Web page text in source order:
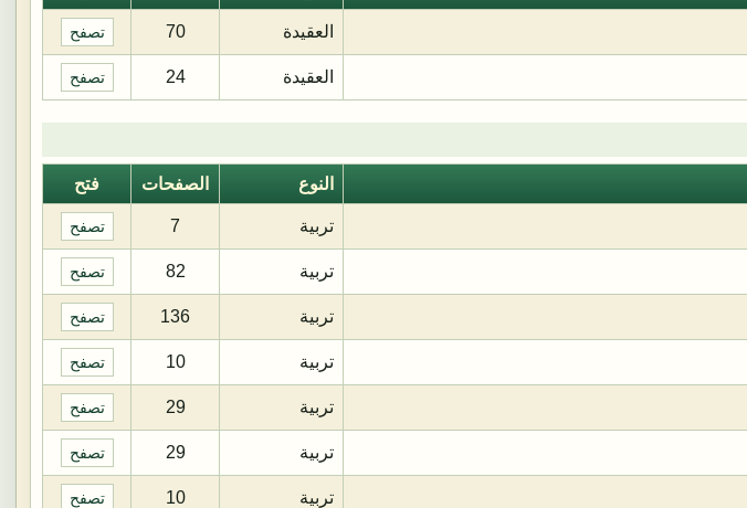
العقيدة 70 تصفح
العقيدة 24 تصفح
النوع الصفحات فتح
تربية 7 تصفح
تربية 82 تصفح
تربية 136 تصفح
تربية 10 تصفح
تربية 29 تصفح
تربية 29 تصفح
تربية 10 تصفح